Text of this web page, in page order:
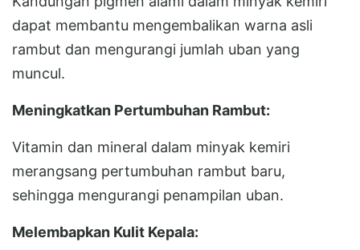
dapat membantu mengembalikan warna asli
rambut dan mengurangi jumlah uban yang
muncul.
Meningkatkan Pertumbuhan Rambut:
Vitamin dan mineral dalam minyak kemiri
merangsang pertumbuhan rambut baru,
sehingga mengurangi penampilan uban.
Melembapkan Kulit Kepala: